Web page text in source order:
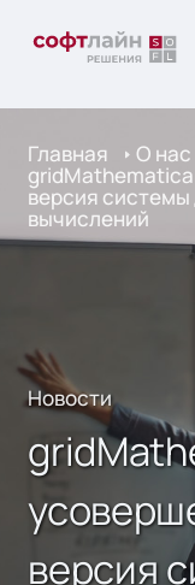
Главная О нас
gridMathematica
версия
вычислений
Новости
версия